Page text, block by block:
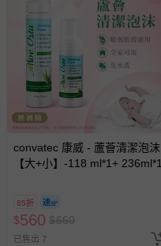
convatec 康威 - 蘆薈清潔泡沫
【大+小】-118 ml*1+ 236ml*1
85折
$560 $660
已售出 7